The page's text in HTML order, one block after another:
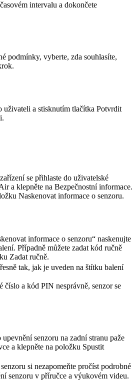
intervalu a dokončete
podmínky, vyberte, zda souhlasíte,
uživateli a stisknutím tlačítka Potvrdit
se přihlaste do uživatelské
a klepněte na Bezpečnostní informace.
Naskenovat informace o senzoru.
informace o senzoru“ naskenujte
Případně můžete zadat kód ručně
Zadat ručně.
tak, jak je uveden na štítku balení
číslo a kód PIN nesprávně, senzor se
senzoru na zadní stranu paže
a klepněte na položku Spustit
si nezapomeňte pročíst podrobné
senzoru v příručce a výukovém videu.